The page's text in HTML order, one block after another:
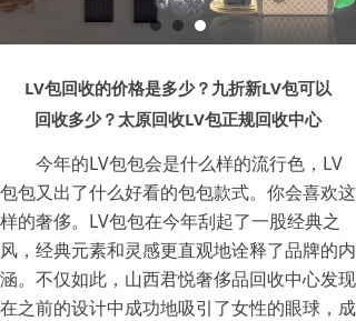
LV包回收的价格是多少？九折新LV包可以
回收多少？太原回收LV包正规回收中心
今年的LV包包会是什么样的流行色，LV
包包又出了什么好看的包包款式。你会喜欢这
样的奢侈。LV包包在今年刮起了一股经典之
风，经典元素和灵感更直观地诠释了品牌的内
涵。不仅如此，山西君悦奢侈品回收中心发现
在之前的设计中成功地吸引了女性的眼球，成